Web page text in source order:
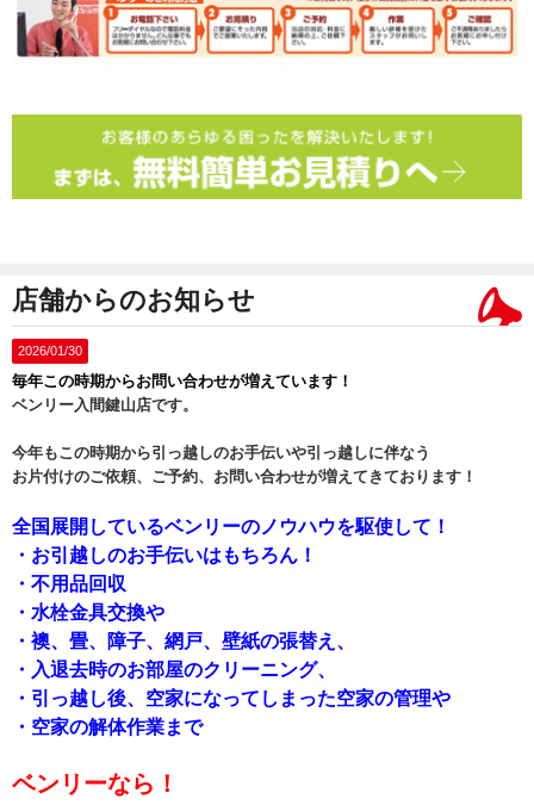
店舗からのお知らせ
2026/01/30
毎年この時期からお問い合わせが増えています！
ベンリー入間鍵山店です。
今年もこの時期から引っ越しのお手伝いや引っ越しに伴なう
お片付けのご依頼、ご予約、お問い合わせが増えてきております！
全国展開しているベンリーのノウハウを駆使して！
・お引越しのお手伝いはもちろん！
・不用品回収
・水栓金具交換や
・襖、畳、障子、網戸、壁紙の張替え、
・入退去時のお部屋のクリーニング、
・引っ越し後、空家になってしまった空家の管理や
・空家の解体作業まで
ベンリーなら！